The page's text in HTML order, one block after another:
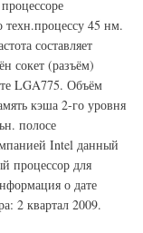
техн.процессу 45 нм.
составляет
сокет (разъём)
LGA775. Объём
кэша 2-го уровня
полосе
Intel данный
процессор для
о дате
2 квартал 2009.